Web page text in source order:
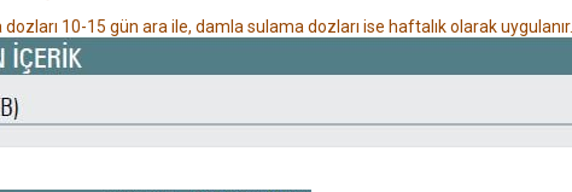
10-15 gün ara ile, damla sulama dozları ise haftalık olarak uygulanır.